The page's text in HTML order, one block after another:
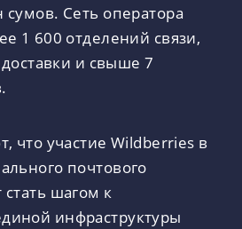
Сеть оператора
1 600 отделений связи,
и свыше 7
что участие Wildberries в
почтового
шагом к
инфраструктуры